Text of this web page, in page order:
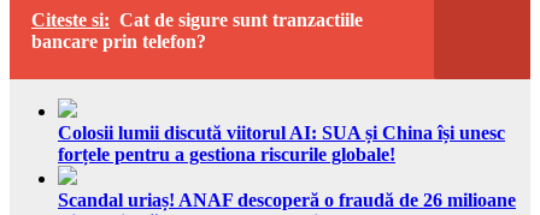
Citeste si: Cat de sigure sunt tranzactiile
bancare prin telefon?
Colosii lumii discută viitorul AI: SUA și China își unesc
forțele pentru a gestiona riscurile globale!
Scandal uriaș! ANAF descoperă o fraudă de 26 milioane